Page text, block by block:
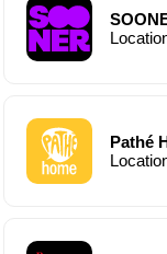
Pathé